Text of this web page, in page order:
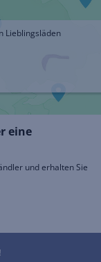
Lieblingsläden
eine
und erhalten Sie
!